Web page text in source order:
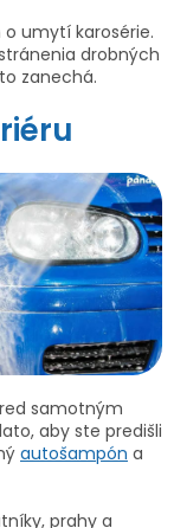
umytí karosérie.
drobných
zanechá.
samotným
aby ste predišli
autošampón a
prahy a